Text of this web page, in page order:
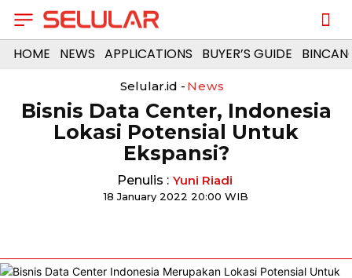
HOME NEWS APPLICATIONS BUYER’S GUIDE
Selular.id - News
Bisnis Data Center, Indonesia
Lokasi Potensial Untuk
Ekspansi?
Penulis : Yuni Riadi
18 January 2022 20:00 WIB